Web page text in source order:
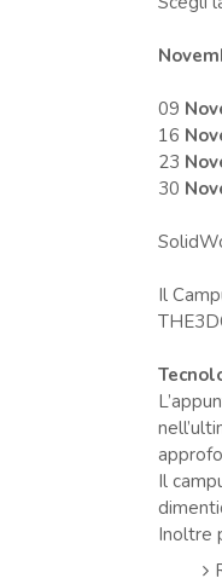
09
16
23
30
Il
Il
Inoltre